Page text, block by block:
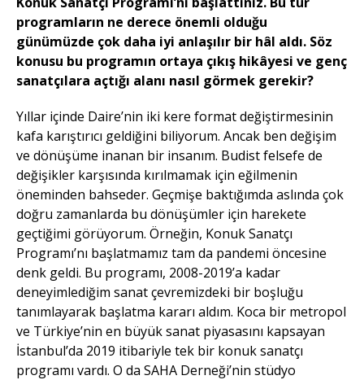
programların ne derece önemli olduğu
günümüzde çok daha iyi anlaşılır bir hâl aldı. Söz
konusu bu programın ortaya çıkış hikâyesi ve genç
sanatçılara açtığı alanı nasıl görmek gerekir?
Yıllar içinde Daire’nin iki kere format değiştirmesinin
kafa karıştırıcı geldiğini biliyorum. Ancak ben değişim
ve dönüşüme inanan bir insanım. Budist felsefe de
değişikler karşısında kırılmamak için eğilmenin
öneminden bahseder. Geçmişe baktığımda aslında çok
doğru zamanlarda bu dönüşümler için harekete
geçtiğimi görüyorum. Örneğin, Konuk Sanatçı
Programı’nı başlatmamız tam da pandemi öncesine
denk geldi. Bu programı, 2008-2019’a kadar
deneyimlediğim sanat çevremizdeki bir boşluğu
tanımlayarak başlatma kararı aldım. Koca bir metropol
ve Türkiye’nin en büyük sanat piyasasını kapsayan
İstanbul’da 2019 itibariyle tek bir konuk sanatçı
programı vardı. O da SAHA Derneği’nin stüdyo